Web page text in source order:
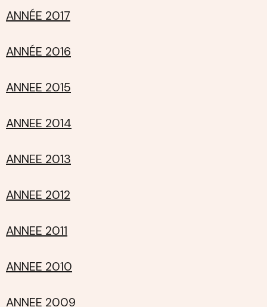
ANNÉE 2017
ANNÉE 2016
ANNEE 2015
ANNEE 2014
ANNEE 2013
ANNEE 2012
ANNEE 2011
ANNEE 2010
ANNEE 2009